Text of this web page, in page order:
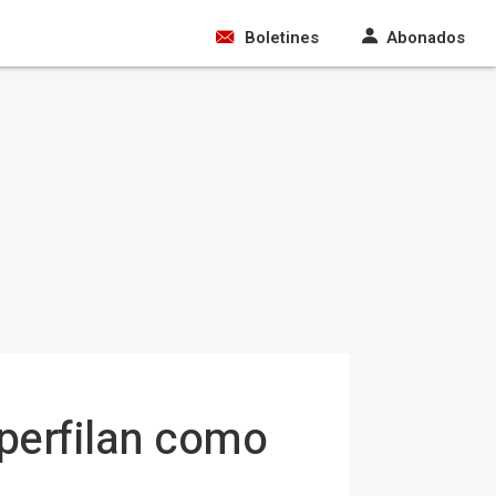
Boletines Abonados
como